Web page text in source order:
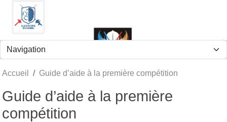
Accueil Guide d’aide à la première compétition
Guide d’aide à la première
compétition
Panneau de gestion des cookies